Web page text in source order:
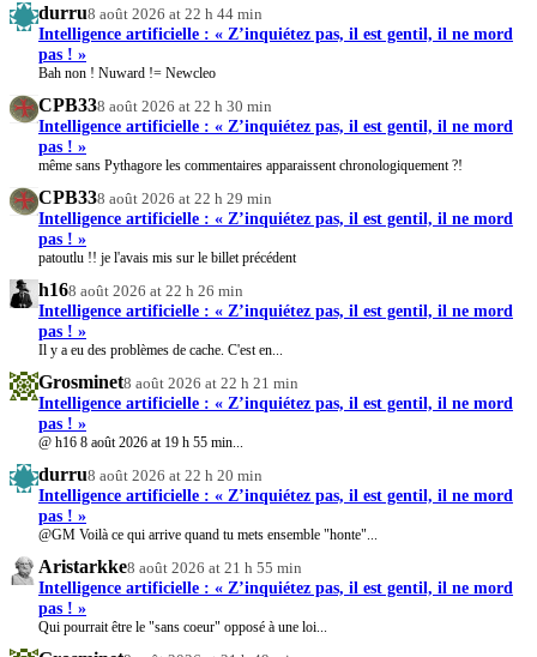
durru8 août 2026 at 22 h 44 min
Intelligence artificielle : « Z’inquiétez pas, il est gentil, il ne mord
pas ! »
Bah non ! Nuward != Newcleo
CPB338 août 2026 at 22 h 30 min
Intelligence artificielle : « Z’inquiétez pas, il est gentil, il ne mord
pas ! »
même sans Pythagore les commentaires apparaissent chronologiquement ?!
CPB338 août 2026 at 22 h 29 min
Intelligence artificielle : « Z’inquiétez pas, il est gentil, il ne mord
pas ! »
patoutlu !! je l'avais mis sur le billet précédent
h168 août 2026 at 22 h 26 min
Intelligence artificielle : « Z’inquiétez pas, il est gentil, il ne mord
pas ! »
Il y a eu des problèmes de cache. C'est en...
Grosminet8 août 2026 at 22 h 21 min
Intelligence artificielle : « Z’inquiétez pas, il est gentil, il ne mord
pas ! »
@ h16 8 août 2026 at 19 h 55 min...
durru8 août 2026 at 22 h 20 min
Intelligence artificielle : « Z’inquiétez pas, il est gentil, il ne mord
pas ! »
@GM Voilà ce qui arrive quand tu mets ensemble "honte"...
Aristarkke8 août 2026 at 21 h 55 min
Intelligence artificielle : « Z’inquiétez pas, il est gentil, il ne mord
pas ! »
Qui pourrait être le "sans coeur" opposé à une loi...